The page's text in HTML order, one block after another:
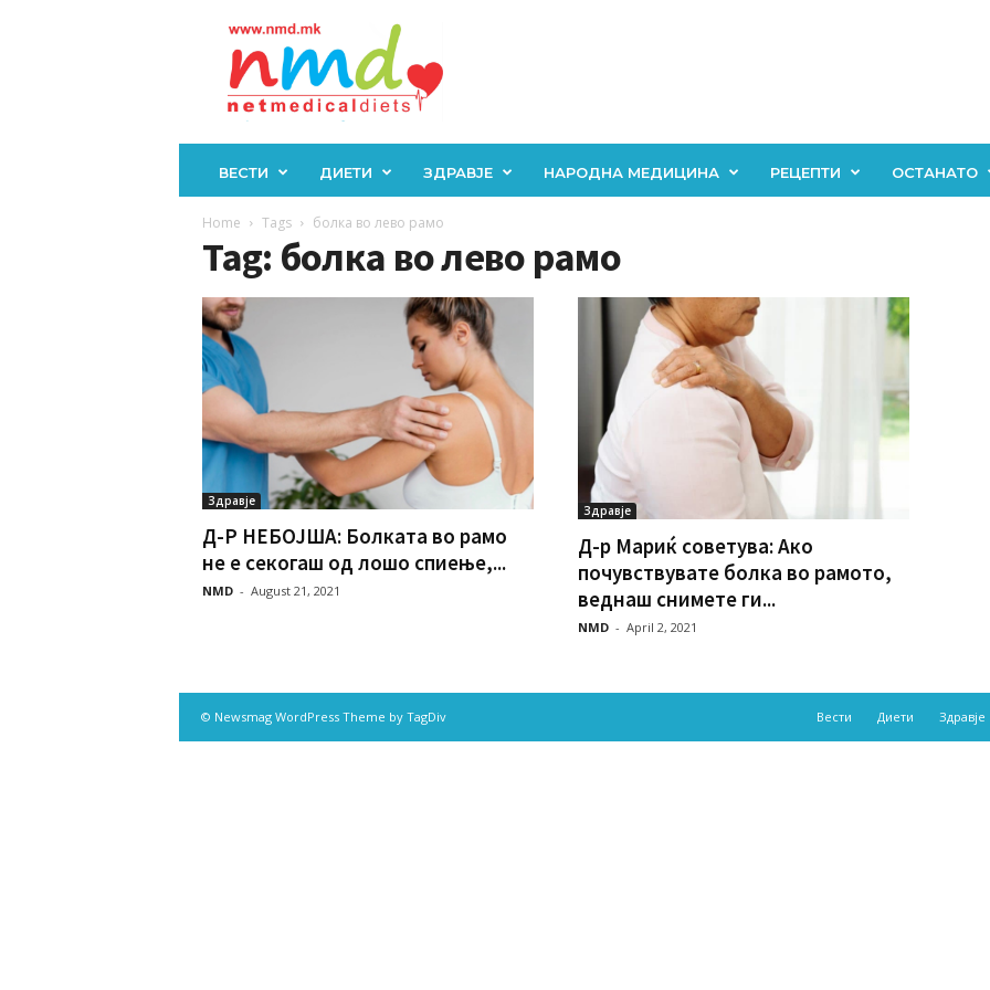
ВЕСТИ ДИЕТИ ЗДРАВЈЕ НАРОДНА МЕДИЦИНА РЕЦЕПТИ ОСТАНАТО
Home Tags болка во лево рамо
Tag: болка во лево рамо
Здравје
Д-Р НЕБОЈША: Бoлката во рамо
не е секогаш од лошо спиење,...
NMD - August 21, 2021
Здравје
Д-р Мариќ советува: Ако
почувствувате болка во рамото,
веднаш снимете ги...
NMD - April 2, 2021
Вести Диети Здравје
© Newsmag WordPress Theme by TagDiv